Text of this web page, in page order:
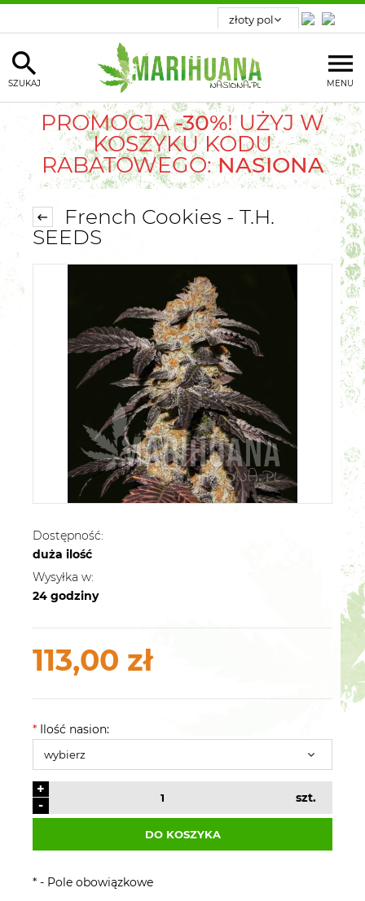
MENU
SZUKAJ
PROMOCJA-30%! UŻYJ W
KOSZYKU KODU
RABATOWEGO:NASIONA
French Cookies - T.H.
SEEDS
Dostępność:
duża ilość
Wysyłka w:
24 godziny
113,00 zł
* Ilość nasion:
-
+
szt.
DO KOSZYKA
* - Pole obowiązkowe